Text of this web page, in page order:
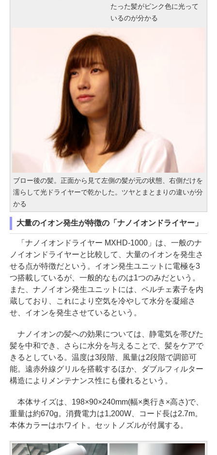
たった髪がピンク色に光って
いるのが分かる
ブロー後の髪。正面から見て左側の髪が元の状態、右側だけを
濡らして光ドライヤーで乾かした。ツヤとまとまりの違いが分
かる
大量のイオン発生が特徴の「ナノイオンドライヤー」
「ナノイオンドライヤー MXHD-1000」は、一般のナ
ノイオンドライヤーと比較して、大量のイオンを発生さ
せる点が特徴だという。イオン発生ユニットに電極を3
つ搭載しているが、一般的なものは1つのみだという。
また、ナノイオン発生ユニットには、ペルチェ素子を内
蔵しており、これにより空気を冷やして水分を凝縮さ
せ、イオンを発生させているという。
ナノイオンの髪への効果については、静電気を帯びた
髪を中和でき、さらに水分を与えることで、髪をケアで
きるとしている。温度は3段階、風量は2段階で調節可
能。遠赤外線グリルを搭載するほか、ダブルフィルター
構造によりメンテナンス性にも優れるという。
本体サイズは、198×90×240mm(幅×奥行き×高さ)で、
重量は約670g。消費電力は1,200W、コード長は2.7m。
本体カラーはホワイト。セットノズルが付属する。